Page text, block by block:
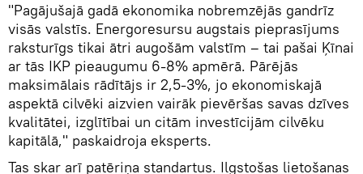
"Pagājušajā gadā ekonomika nobremzējās gandrīz
visās valstīs. Energoresursu augstais pieprasījums
raksturīgs tikai ātri augošām valstīm – tai pašai Ķīnai
ar tās IKP pieaugumu 6-8% apmērā. Pārējās
maksimālais rādītājs ir 2,5-3%, jo ekonomiskajā
aspektā cilvēki aizvien vairāk pievēršas savas dzīves
kvalitātei, izglītībai un citām investīcijām cilvēku
kapitālā," paskaidroja eksperts.
Tas skar arī patēriņa standartus. Ilgstošas lietošanas